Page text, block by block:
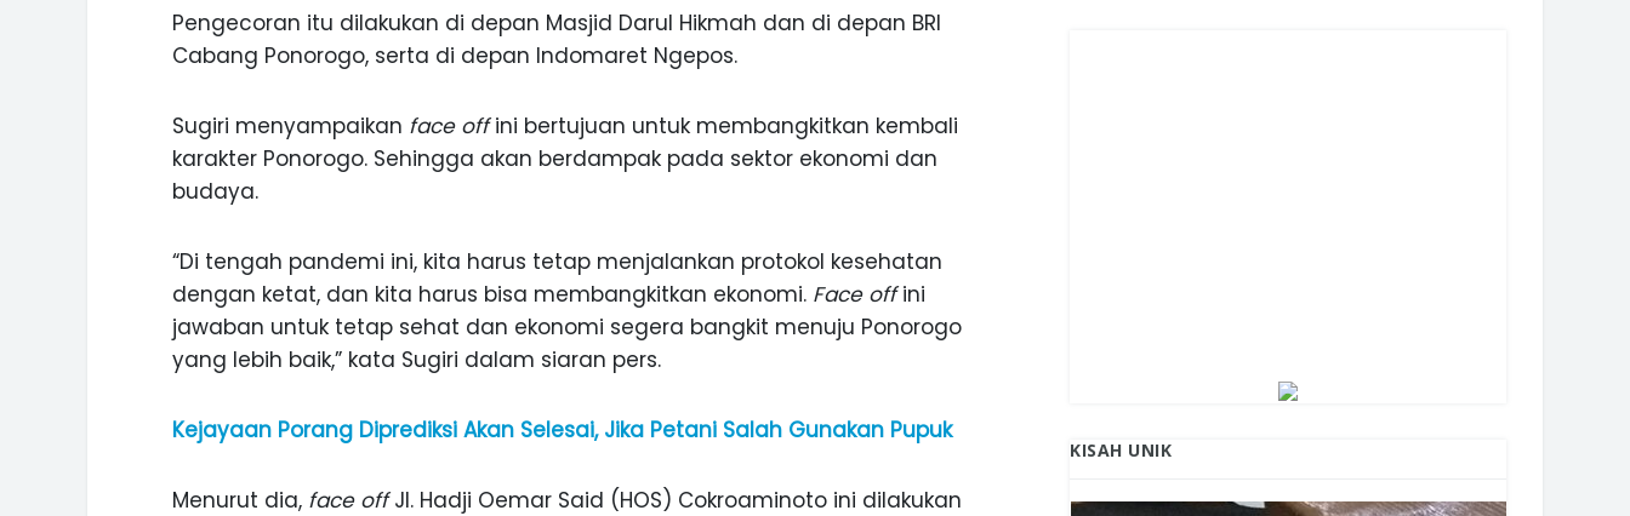
Pengecoran itu dilakukan di depan Masjid Darul Hikmah dan di depan BRI
Cabang Ponorogo, serta di depan Indomaret Ngepos.
Sugiri menyampaikan face offini bertujuan untuk membangkitkan kembali
karakter Ponorogo. Sehingga akan berdampak pada sektor ekonomi dan
budaya.
“Di tengah pandemi ini, kita harus tetap menjalankan protokol kesehatan
dengan ketat, dan kita harus bisa membangkitkan ekonomi. Face offini
jawaban untuk tetap sehat dan ekonomi segera bangkit menuju Ponorogo
yang lebih baik,” kata Sugiri dalam siaran pers.
Kejayaan Porang Diprediksi Akan Selesai, Jika Petani Salah Gunakan Pupuk
Menurut dia, face offJl. Hadji Oemar Said (HOS) Cokroaminoto ini dilakukan
KISAH UNIK